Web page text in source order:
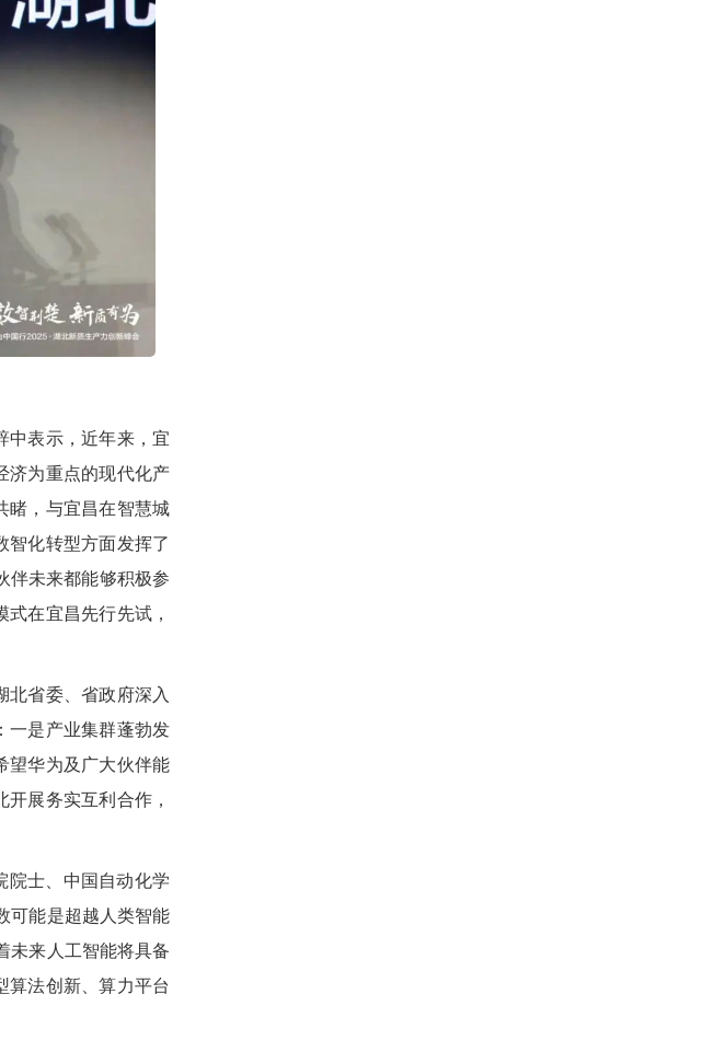
中表示，近年来，宜
济为重点的现代化产
睹，与宜昌在智慧城
智化转型方面发挥了
伴未来都能够积极参
在宜昌先行先试，
北省委、省政府深入
一是产业集群蓬勃发
望华为及广大伙伴能
展务实互利合作，
院士、中国自动化学
可能是超越人类智能
未来人工智能将具备
算法创新、算力平台